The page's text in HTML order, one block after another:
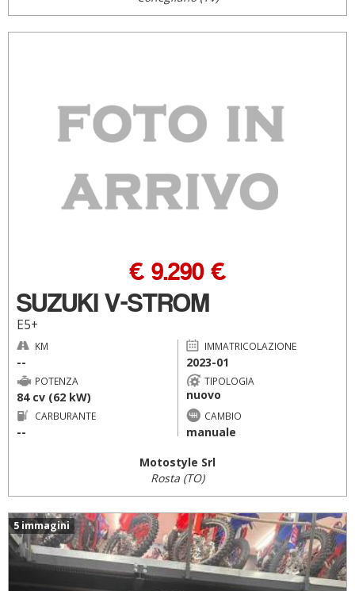
SUZUKI V-STROM
E5+
€ 9.290 €
KM
--
IMMATRICOLAZIONE
2023-01
POTENZA
84 cv (62 kW)
TIPOLOGIA
nuovo
CARBURANTE
--
CAMBIO
manuale
Motostyle Srl
Rosta (TO)
5 immagini